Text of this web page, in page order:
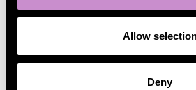
Allow
Deny
Idag gör marknadsplatser det möjligt
nå fler kunder i fler länder utan att
infrastruktur. Teamet kan skala upp
datadrivet och lansera nya produkter
sortimentstester betydligt snabbare